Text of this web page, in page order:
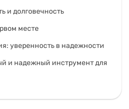
и долговечность
месте
уверенность в надежности
и надежный инструмент для